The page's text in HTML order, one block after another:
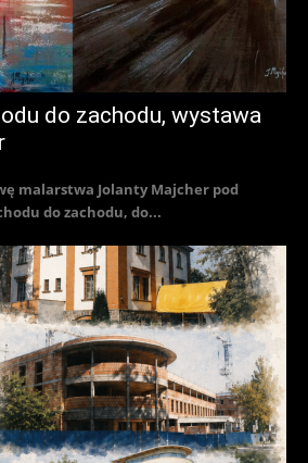
do zachodu, wystawa
malarstwa Jolanty Majcher pod
do zachodu, do...